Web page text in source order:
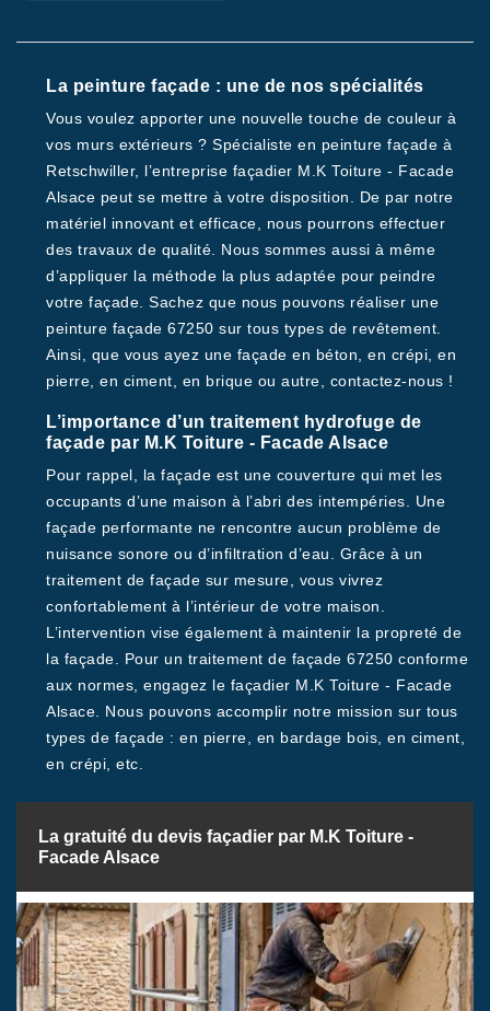
La peinture façade : une de nos spécialités
Vous voulez apporter une nouvelle touche de couleur à
vos murs extérieurs ? Spécialiste en peinture façade à
Retschwiller, l’entreprise façadier M.K Toiture - Facade
Alsace peut se mettre à votre disposition. De par notre
matériel innovant et efficace, nous pourrons effectuer
des travaux de qualité. Nous sommes aussi à même
d’appliquer la méthode la plus adaptée pour peindre
votre façade. Sachez que nous pouvons réaliser une
peinture façade 67250 sur tous types de revêtement.
Ainsi, que vous ayez une façade en béton, en crépi, en
pierre, en ciment, en brique ou autre, contactez-nous !
L’importance d’un traitement hydrofuge de
façade par M.K Toiture - Facade Alsace
Pour rappel, la façade est une couverture qui met les
occupants d’une maison à l’abri des intempéries. Une
façade performante ne rencontre aucun problème de
nuisance sonore ou d’infiltration d’eau. Grâce à un
traitement de façade sur mesure, vous vivrez
confortablement à l’intérieur de votre maison.
L’intervention vise également à maintenir la propreté de
la façade. Pour un traitement de façade 67250 conforme
aux normes, engagez le façadier M.K Toiture - Facade
Alsace. Nous pouvons accomplir notre mission sur tous
types de façade : en pierre, en bardage bois, en ciment,
en crépi, etc.
La gratuité du devis façadier par M.K Toiture -
Facade Alsace